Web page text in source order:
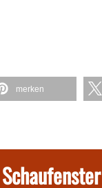
merken
Schaufenster